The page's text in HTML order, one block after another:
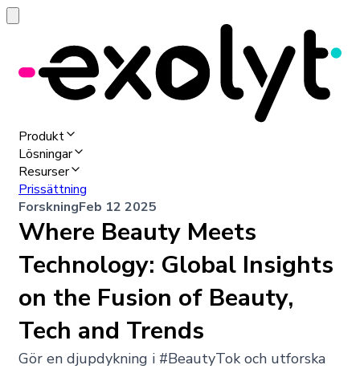
Produkt
Lösningar
Resurser
Prissättning
ForskningFeb 12 2025
Where Beauty Meets
Technology: Global Insights
on the Fusion of Beauty,
Tech and Trends
Gör en djupdykning i #BeautyTok och utforska